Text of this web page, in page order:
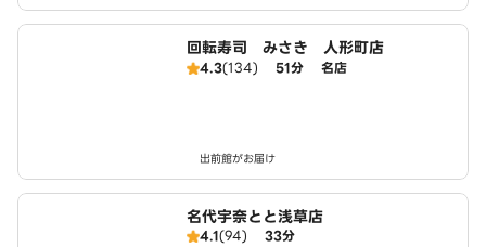
回転寿司 みさき 人形町店
4.3(134) 51分 名店
出前館がお届け
名代宇奈とと浅草店
4.1(94) 33分